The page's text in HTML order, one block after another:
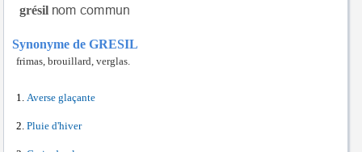
grésil
Synonyme de GRESIL
frimas, brouillard, verglas.
Averse glaçante
Pluie d'hiver